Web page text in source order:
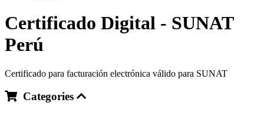
Certificado Digital - SUNAT
Perú
Certificado para facturación electrónica válido para SUNAT
Categories